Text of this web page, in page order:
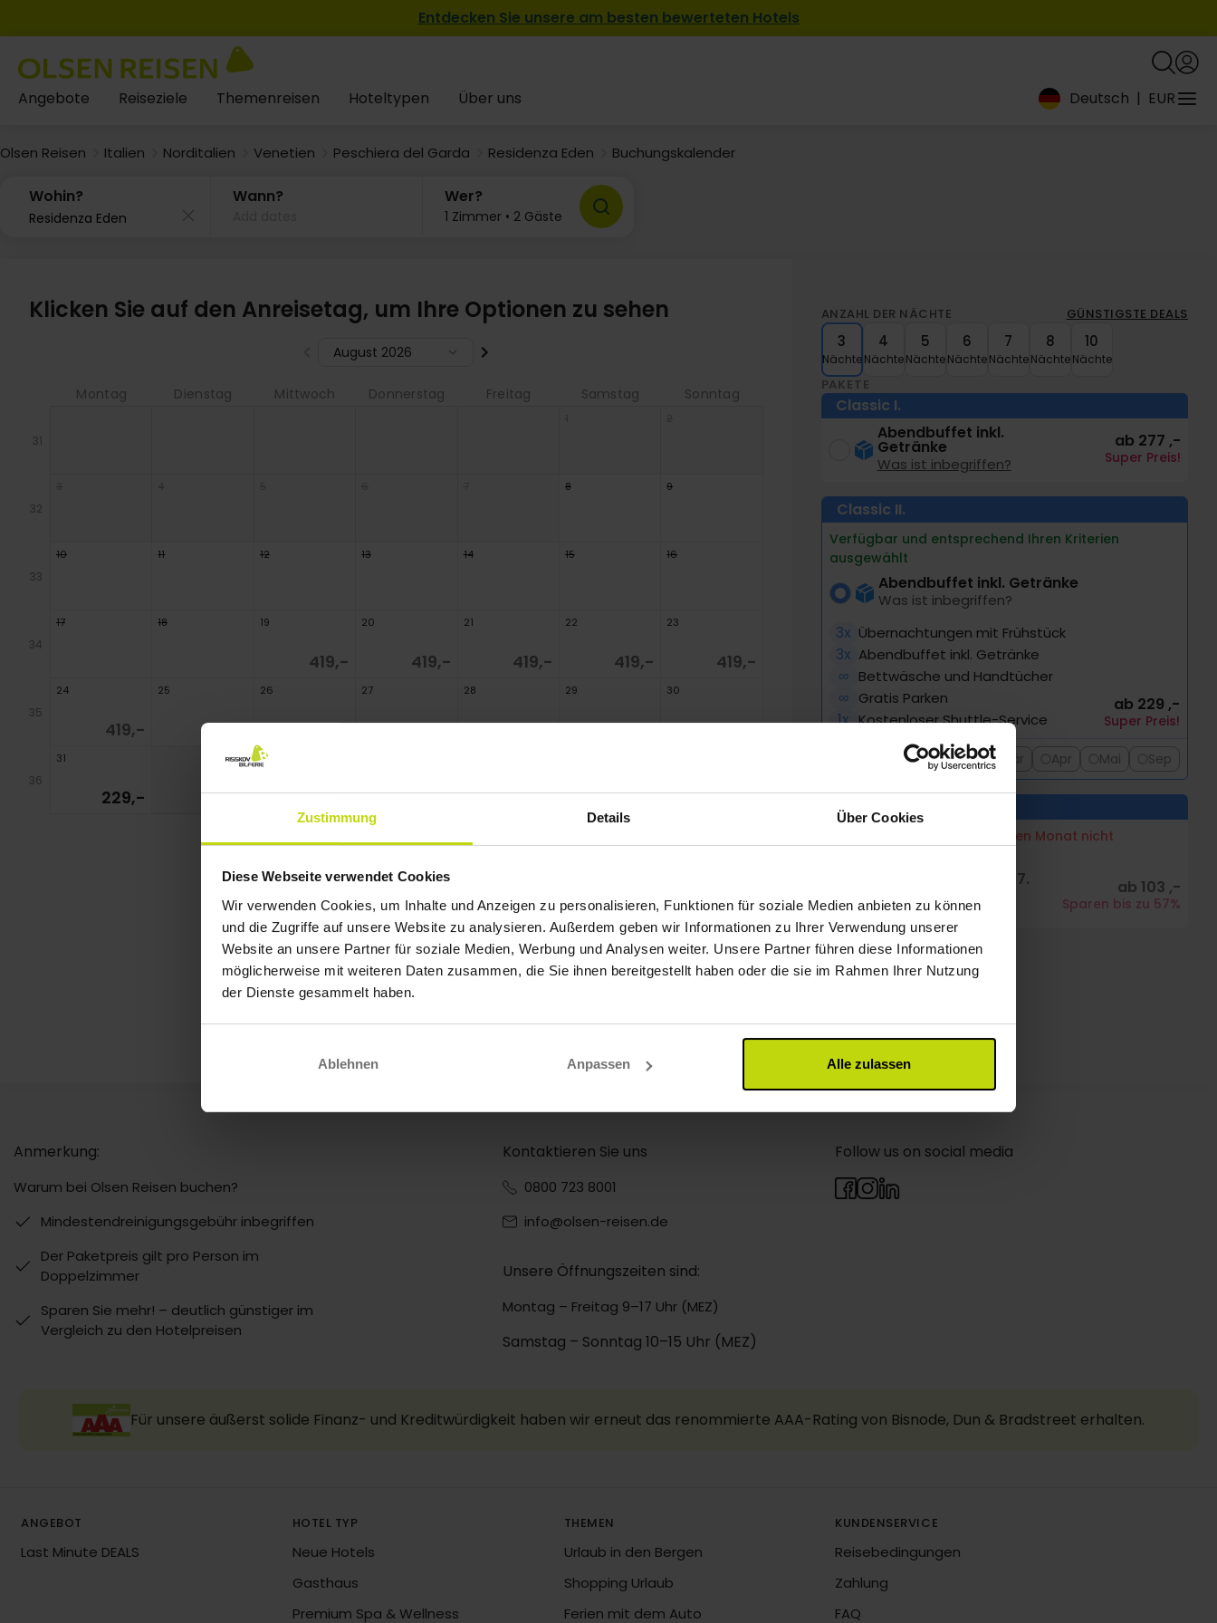
Zustimmung Details Über Cookies
Diese Webseite verwendet Cookies
Wir verwenden Cookies, um Inhalte und Anzeigen zu personalisieren, Funktionen für soziale Medien anbieten zu können
und die Zugriffe auf unsere Website zu analysieren. Außerdem geben wir Informationen zu Ihrer Verwendung unserer
Website an unsere Partner für soziale Medien, Werbung und Analysen weiter. Unsere Partner führen diese Informationen
möglicherweise mit weiteren Daten zusammen, die Sie ihnen bereitgestellt haben oder die sie im Rahmen Ihrer Nutzung
der Dienste gesammelt haben.
Ablehnen Anpassen Alle zulassen
Entdecken Sie unsere am besten bewerteten Hotels
Angebote Reiseziele Themenreisen Hoteltypen Über uns Deutsch | EUR
Olsen Reisen Italien Norditalien Venetien Peschiera del Garda Residenza Eden Buchungskalender
Wohin? Wann? Wer?
1 Zimmer • 2 Gäste
Klicken Sie auf den Anreisetag, um Ihre Optionen zu sehen
August 2026
Montag Dienstag Mittwoch Donnerstag Freitag Samstag Sonntag
31
32
8 9
33
10 11 12 13 14 15 16
34
17 18 19
419,-
20
419,-
21
419,-
22
419,-
23
419,-
35
24
419,-
25
419,-
26
419,-
27
389,-
28
361,-
29
333,-
30
229,-
36
31
229,-
ANZAHL DER NÄCHTE GÜNSTIGSTE DEALS
3
Nächte
4
Nächte
5
Nächte
6
Nächte
7
Nächte
8
Nächte
10
Nächte
PAKETE
Classic I.
Abendbuffet inkl.
Getränke
Was ist inbegriffen?
ab 277 ,-
Super Preis!
Classic II.
Verfügbar und entsprechend Ihren Kriterien
ausgewählt
Abendbuffet inkl. Getränke
Was ist inbegriffen?
3x Übernachtungen mit Frühstück
3x Abendbuffet inkl. Getränke
∞ Bettwäsche und Handtücher
∞ Gratis Parken
1x Kostenloser Shuttle-Service
ab 229 ,-
Super Preis!
Sep Okt Mär Apr Mai Sep
Early Bird
Das Paket ist im ausgewählten Monat nicht
Vor dem 31. 01. 2027.
Was ist inbegriffen?
ab 103 ,-
Sparen bis zu 57%
Anmerkung:
Warum bei Olsen Reisen buchen?
Mindestendreinigungsgebühr inbegriffen
Der Paketpreis gilt pro Person im
Doppelzimmer
Sparen Sie mehr! – deutlich günstiger im
Vergleich zu den Hotelpreisen
Kontaktieren Sie uns
0800 723 8001
info@olsen-reisen.de
Unsere Öffnungszeiten sind:
Montag – Freitag 9–17 Uhr (MEZ)
Samstag – Sonntag 10–15 Uhr (MEZ)
Follow us on social media
Für unsere äußerst solide Finanz- und Kreditwürdigkeit haben wir erneut das renommierte AAA-Rating von Bisnode, Dun & Bradstreet erhalten.
ANGEBOT
Last Minute DEALS
HOTEL TYP
Neue Hotels
Gasthaus
Premium Spa & Wellness
THEMEN
Urlaub in den Bergen
Shopping Urlaub
Ferien mit dem Auto
KUNDENSERVICE
Reisebedingungen
Zahlung
FAQ